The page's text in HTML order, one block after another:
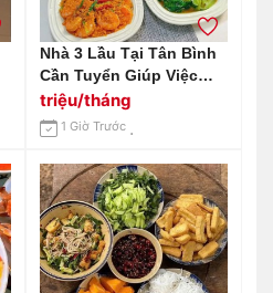
Nhà 3 Lầu Tại Tân Bình
Cần Tuyển Giúp Việc
Nhà - Lương Cao
triệu/tháng
1 Giờ Trước